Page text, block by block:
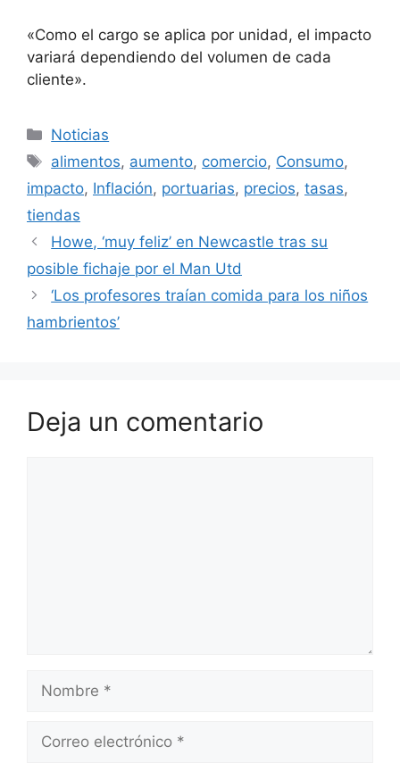
«Como el cargo se aplica por unidad, el impacto
variará dependiendo del volumen de cada
cliente».
Categorías
Noticias
Etiquetas
alimentos, aumento, comercio, Consumo,
impacto, Inflación, portuarias, precios, tasas,
tiendas
Howe, ‘muy feliz’ en Newcastle tras su
posible fichaje por el Man Utd
‘Los profesores traían comida para los niños
hambrientos’
Deja un comentario
electrónico